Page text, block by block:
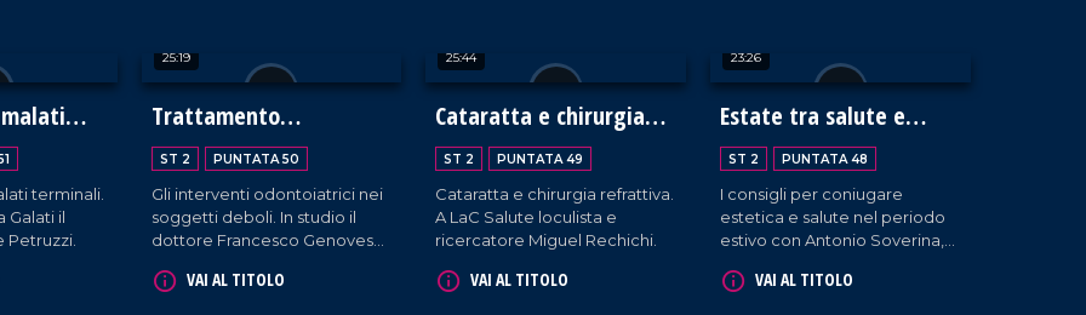
terminali.
Galati il
Petruzzi.
25:19
Trattamento
odontoiatrico
nell'anziano
ST 2 PUNTATA 50
Gli interventi odontoiatrici nei
soggetti deboli. In studio il
dottore Francesco Genovese,
"Dental House" di Vibo
VAI AL TITOLO
25:44
Cataratta e chirurgia
refrattiva
ST 2 PUNTATA 49
Cataratta e chirurgia refrattiva.
A LaC Salute loculista e
ricercatore Miguel Rechichi.
VAI AL TITOLO
23:26
Estate tra salute e
bellezza
ST 2 PUNTATA 48
I consigli per coniugare
estetica e salute nel periodo
estivo con Antonio Soverina,
VAI AL TITOLO